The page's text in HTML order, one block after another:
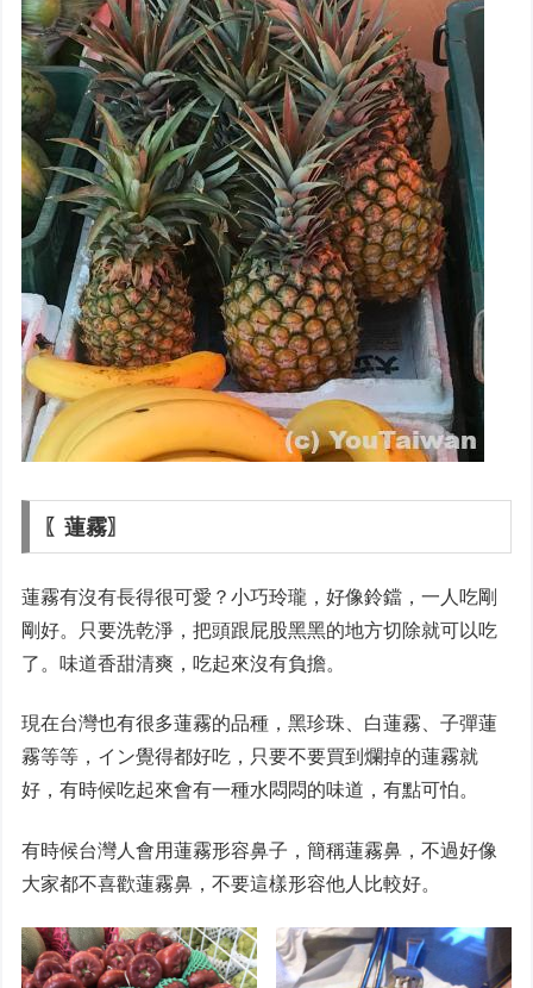
〖蓮霧〗
蓮霧有沒有長得很可愛？小巧玲瓏，好像鈴鐺，一人吃剛
剛好。只要洗乾淨，把頭跟屁股黑黑的地方切除就可以吃
了。味道香甜清爽，吃起來沒有負擔。
現在台灣也有很多蓮霧的品種，黑珍珠、白蓮霧、子彈蓮
霧等等，イン覺得都好吃，只要不要買到爛掉的蓮霧就
好，有時候吃起來會有一種水悶悶的味道，有點可怕。
有時候台灣人會用蓮霧形容鼻子，簡稱蓮霧鼻，不過好像
大家都不喜歡蓮霧鼻，不要這樣形容他人比較好。